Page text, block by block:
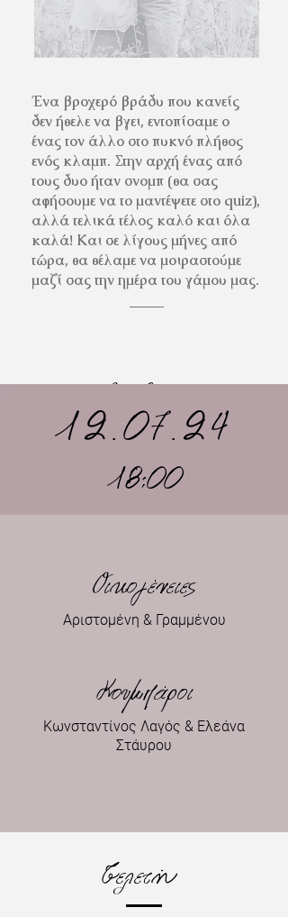
Ένα βροχερό βράδυ που κανείς
δεν ήθελε να βγει, εντοπίσαμε ο
ένας τον άλλο στο πυκνό πλήθος
ενός κλαμπ. Στην αρχή ένας από
τους δυο ήταν σνομπ (θα σας
αφήσουμε να το μαντέψετε στο quiz),
αλλά τελικά τέλος καλό και όλα
καλά! Και σε λίγους μήνες από
τώρα, θα θέλαμε να μοιραστούμε
μαζί σας την ημέρα του γάμου μας.
12.07.24
18:00
Οικογένειες
Αριστομένη & Γραμμένου
Κουμπάροι
Κωνσταντίνος Λαγός & Ελεάνα
Στάυρου
Τελετή